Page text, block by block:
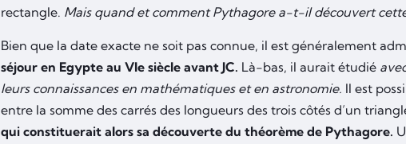
rectangle. Mais quand et comment Pythagore a-t-il découvert
Bien que la date exacte ne soit pas connue, il est généralement
séjour en Egypte au VIe siècle avant JC. Là-bas, il aurait étudié
leurs connaissances en mathématiques et en astronomie. Il est
entre la somme des carrés des longueurs des trois côtés d’un
qui constituerait alors sa découverte du théorème de Pythagore.